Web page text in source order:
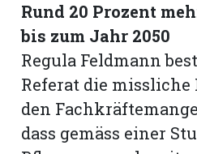
Rund 20 Prozent
bis zum Jahr 2050
Regula Feldmann
Referat die missliche
den
dass gemäss einer